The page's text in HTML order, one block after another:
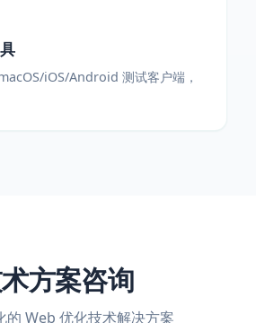
iOS/Android 测试客户端，
方案咨询
的 Web 优化技术解决方案